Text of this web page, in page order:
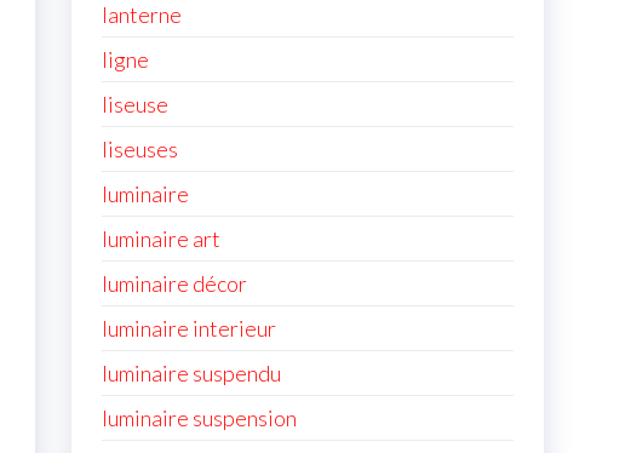
lanterne
ligne
liseuse
liseuses
luminaire
luminaire art
luminaire décor
luminaire interieur
luminaire suspendu
luminaire suspension